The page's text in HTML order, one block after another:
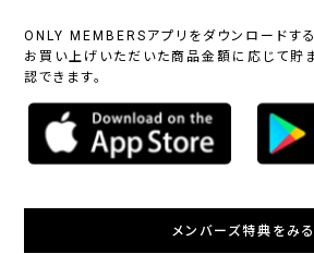
ONLY MEMBERSアプリをダウンロードする
お買い上げいただいた商品金額に応じて貯
認できます。
メンバーズ特典をみる